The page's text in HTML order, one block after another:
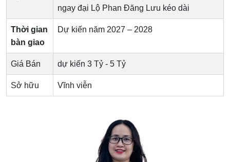
ngay đại Lộ Phan Đăng Lưu kéo dài
Thời gian
bàn giao
Dự kiến năm 2027 – 2028
Giá Bán dự kiến 3 Tỷ - 5 Tỷ
Sở hữu Vĩnh viễn